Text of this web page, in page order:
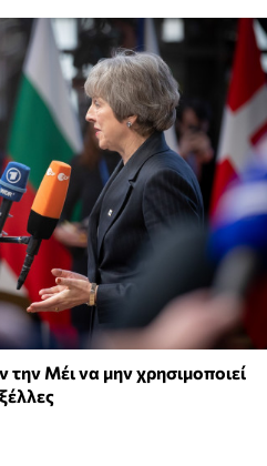
την Μέι να μην χρησιμοποιεί